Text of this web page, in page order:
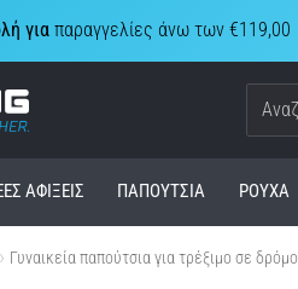
γιαπαραγγελίες άνω των €119,00
Top4Running.cy
ΑΦΊΞΕΙΣ ΠΑΠΟΎΤΣΙΑ ΡΟΎΧΑ
Γυναικεία παπούτσια για τρέξιμο σε δρόμο